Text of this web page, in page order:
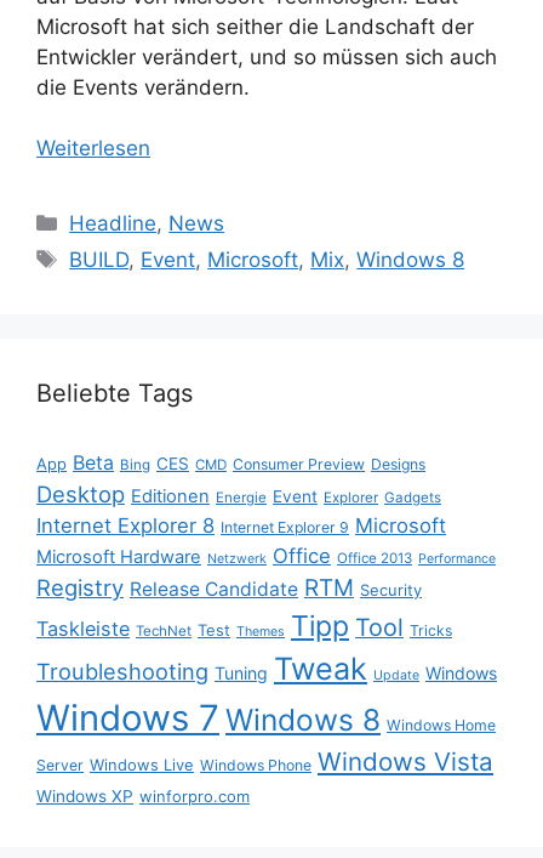
Microsoft hat sich seither die Landschaft der
Entwickler verändert, und so müssen sich auch
die Events verändern.
Weiterlesen
Kategorien
Headline, News
Schlagwörter
BUILD, Event, Microsoft, Mix,Windows 8
Beliebte Tags
App Beta Bing CES CMD Consumer Preview Designs
Desktop Editionen Energie Event Explorer Gadgets
Internet Explorer 8 Internet Explorer 9 Microsoft
Microsoft Hardware Netzwerk Office Office 2013 Performance
Registry Release Candidate RTM Security
Taskleiste TechNet Test Themes Tipp Tool Tricks
Troubleshooting Tuning Tweak Update Windows
Windows 7 Windows 8 Windows Home
Server Windows Live Windows Phone Windows Vista
Windows XP winforpro.com